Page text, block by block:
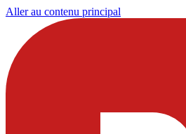
Aller au contenu principal